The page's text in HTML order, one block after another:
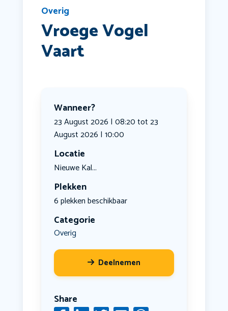
Overig
Vroege Vogel
Vaart
Wanneer?
23 August 2026 | 08:20 tot 23
August 2026 | 10:00
Locatie
Nieuwe Kal...
Plekken
6 plekken beschikbaar
Categorie
Overig
Deelnemen
Share